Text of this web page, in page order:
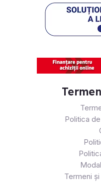
Politica
Termeni